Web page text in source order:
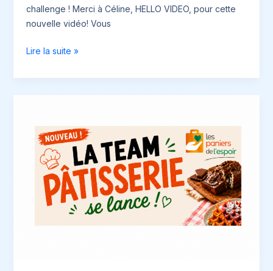
challenge ! Merci à Céline, HELLO VIDEO, pour cette
nouvelle vidéo! Vous
Vidéo
VIDEO
Lire la suite »